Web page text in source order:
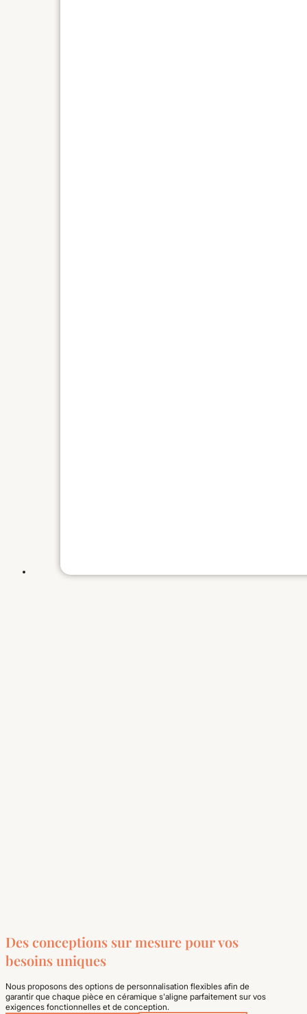
Des conceptions sur mesure pour vos
besoins uniques
Nous proposons des options de personnalisation flexibles afin de
garantir que chaque pièce en céramique s'aligne parfaitement sur vos
exigences fonctionnelles et de conception.